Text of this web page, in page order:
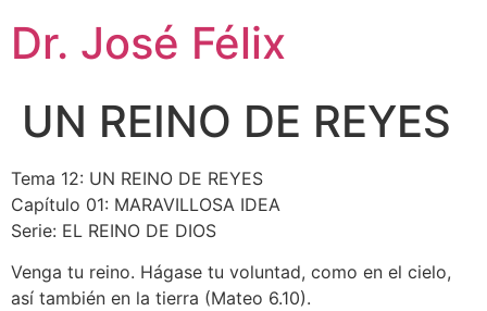
Dr. José Félix
UN REINO DE REYES
Tema 12: UN REINO DE REYES
Capítulo 01: MARAVILLOSA IDEA
Serie: EL REINO DE DIOS
Venga tu reino. Hágase tu voluntad, como en el cielo,
así también en la tierra (Mateo 6.10).